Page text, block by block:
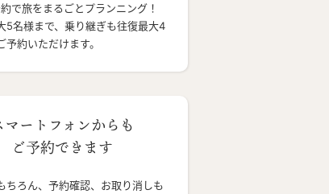
で旅をまるごとプランニング！
5名様まで、乗り継ぎも往復最大4
予約いただけます。
マートフォンからも
ご予約できます
ちろん、予約確認、お取り消しも